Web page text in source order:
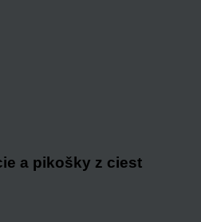
a pikošky z ciest